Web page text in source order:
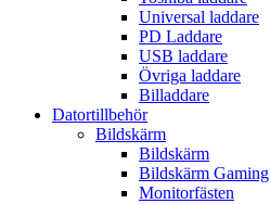
Universal laddare
PD Laddare
USB laddare
Övriga laddare
Billaddare
Datortillbehör
Bildskärm
Bildskärm
Bildskärm Gaming
Monitorfästen